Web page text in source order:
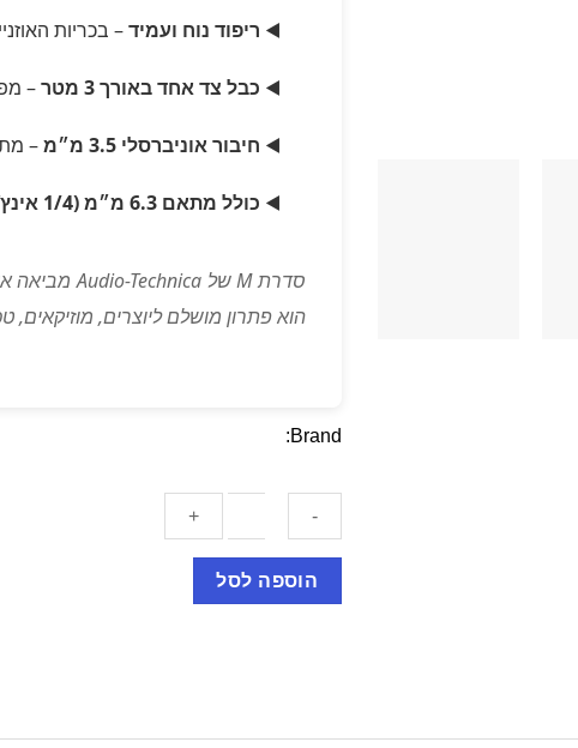
◀️ ריפוד נוח ועמיד– בכריות
◀️ כבל צד אחד באורך 3 מטר –
◀️ חיבור אוניברסלי 3.5 מ״מ –
◀️ כולל מתאם 6.3 מ״מ (1/4 אינץ’)
הוא פתרון מושלם ליוצרים, מוזיקאים,
Brand:
Audio-
הוספה לסל